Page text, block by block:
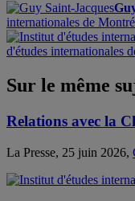
internationales de
d'études internationales
Sur le même
Relations avec la
La Presse, 25 juin 2026,